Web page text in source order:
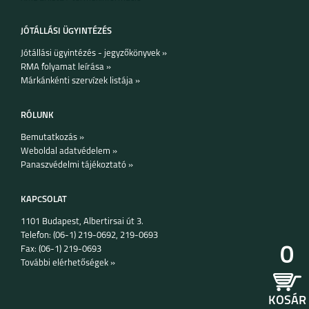
IPHONE 15 PRO MAX
IPHONE 15 IPHONE 14 PRO MAX
JÓTÁLLÁSI ÜGYINTÉZÉS
Jótállási ügyintézés - jegyzőkönyvek »
RMA folyamat leírása »
Márkánkénti szervízek listája »
RÓLUNK
Bemutatkozás »
Weboldal adatvédelem »
Panaszvédelmi tájékoztató »
KAPCSOLAT
1101 Budapest, Albertirsai út 3.
Telefon: (06-1) 219-0692, 219-0693
Fax: (06-1) 219-0693
További elérhetőségek »
0
KOSÁR